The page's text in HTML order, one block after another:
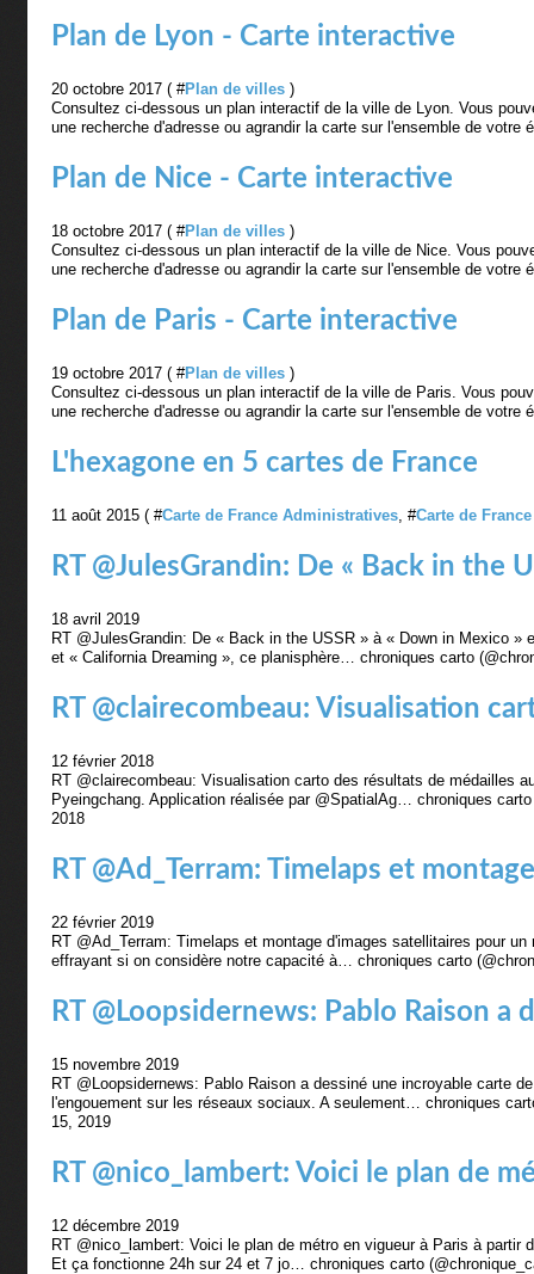
Plan de Lyon - Carte interactive
20 octobre 2017 ( #Plan de villes )
Consultez ci-dessous un plan interactif de la ville de Lyon. Vous
une recherche d'adresse ou agrandir la carte sur l'ensemble de votre
Plan de Nice - Carte interactive
18 octobre 2017 ( #Plan de villes )
Consultez ci-dessous un plan interactif de la ville de Nice. Vous
une recherche d'adresse ou agrandir la carte sur l'ensemble de votre
Plan de Paris - Carte interactive
19 octobre 2017 ( #Plan de villes )
Consultez ci-dessous un plan interactif de la ville de Paris. Vous
une recherche d'adresse ou agrandir la carte sur l'ensemble de votre
L'hexagone en 5 cartes de France
11 août 2015 ( #Carte de France Administratives, #Carte de
RT @JulesGrandin: De « Back in the
18 avril 2019
RT @JulesGrandin: De « Back in the USSR » à « Down in Mexico »
et « California Dreaming », ce planisphère… chroniques carto
RT @clairecombeau: Visualisation
12 février 2018
RT @clairecombeau: Visualisation carto des résultats de médailles
Pyeingchang. Application réalisée par @SpatialAg… chroniques
2018
RT @Ad_Terram: Timelaps et
22 février 2019
RT @Ad_Terram: Timelaps et montage d'images satellitaires pour
effrayant si on considère notre capacité à… chroniques carto
RT @Loopsidernews: Pablo Raison a
15 novembre 2019
RT @Loopsidernews: Pablo Raison a dessiné une incroyable carte
l'engouement sur les réseaux sociaux. A seulement… chroniques
15, 2019
RT @nico_lambert: Voici le plan de
12 décembre 2019
RT @nico_lambert: Voici le plan de métro en vigueur à Paris à partir
Et ça fonctionne 24h sur 24 et 7 jo… chroniques carto